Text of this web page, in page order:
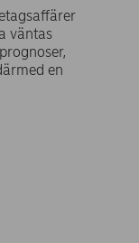
väntas
en